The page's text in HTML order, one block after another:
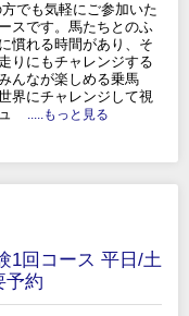
でも気軽にご参加いた
スです。馬たちとのふ
慣れる時間があり、そ
りにもチャレンジする
んなが楽しめる乗馬
界にチャレンジして視
.....もっと見る
1回コース 平日/土
予約